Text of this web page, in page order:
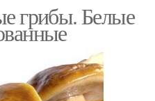
грибы. Белые